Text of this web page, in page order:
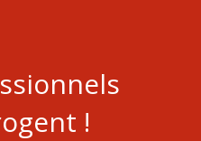
!